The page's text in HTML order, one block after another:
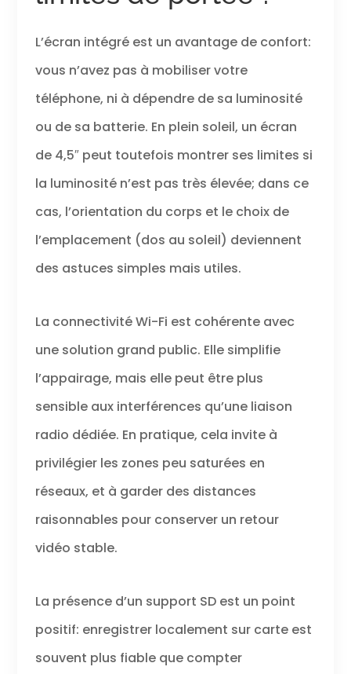
L’écran intégré est un avantage de confort:
vous n’avez pas à mobiliser votre
téléphone, ni à dépendre de sa luminosité
ou de sa batterie. En plein soleil, un écran
de 4,5″ peut toutefois montrer ses limites si
la luminosité n’est pas très élevée; dans ce
cas, l’orientation du corps et le choix de
l’emplacement (dos au soleil) deviennent
des astuces simples mais utiles.
La connectivité Wi-Fi est cohérente avec
une solution grand public. Elle simplifie
l’appairage, mais elle peut être plus
sensible aux interférences qu’une liaison
radio dédiée. En pratique, cela invite à
privilégier les zones peu saturées en
réseaux, et à garder des distances
raisonnables pour conserver un retour
vidéo stable.
La présence d’un support SD est un point
positif: enregistrer localement sur carte est
souvent plus fiable que compter